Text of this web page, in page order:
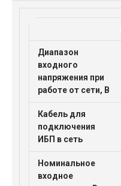
Диапазон
входного
напряжения при
работе от сети, В
Кабель для
подключения
ИБП в сеть
Номинальное
входное